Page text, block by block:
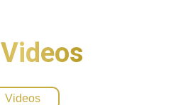
Videos
Videos